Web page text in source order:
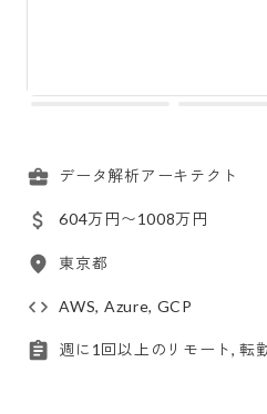
データ解析アーキテクト
604万円〜1008万円
東京都
AWS, Azure, GCP
週に1回以上のリモート, 転